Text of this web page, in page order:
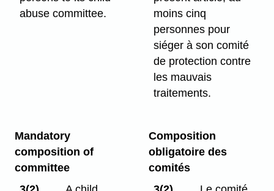
abuse committee.
moins cinq
personnes pour
siéger à son comité
de protection contre
les mauvais
traitements.
Mandatory
composition of
committee
Composition
obligatoire des
comités